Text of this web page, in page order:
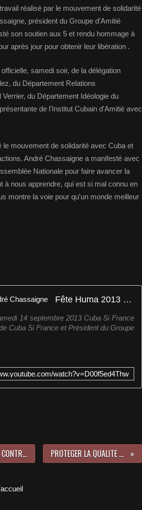
réalisé par le mouvement de solidarité
président du Groupe d'Amitié
son soutien aux 5 et rendu hommage à
après jour pour obtenir leur libération .
samedi soir, de la délégation
du Département Relations
du Département Idéologie du
de l'Institut Cubain d'Amitié avec
mouvement de solidarité avec Cuba et
André Chassaigne a manifesté avec
Nationale pour faire avancer la
à nous apprendre, qui est si mal connu en
montre la voie pour qu'un monde meilleur
Fête Huma 2013 Cuba Si France avec André Chassaigne
14 septembre 2013 Cuba Si France
Cuba Si France et Président du Groupe
watch?v=D00f5ed4Thw
UNE COMPAGNIE CANADIENNE PORTE PLAINTE CONTRE UNE COMPAGNIE ETASUNIENNE AU SUJET DU BLOCUS DE Cuba PROTEGER LA QUALITE ET L'AUTHENTICITE DES HAVANES